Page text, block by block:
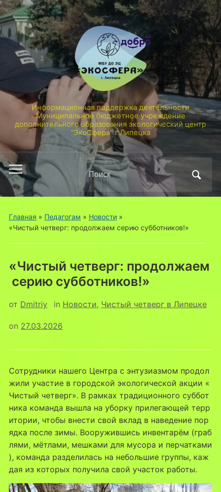
Информационная поддержка деятельности
Муниципальное бюджетное учреждение
дополнительного образования экологический центр
"ЭкоСфера" г.Липецка
Переключить
мобильное
меню
Поиск
по:
Главная » Педагогам » Новости»
«Чистый четверг: продолжаем серию субботников!»
«Чистый четверг: продолжаем
серию субботников!»
от Dmitriy in Новости, Чистый четверг в Липецке
on 27.03.2026
Сотрудники нашего Центра с энтузиазмом продол
жили участие в городской экологической акции «
Чистый четверг». В рамках традиционного суббот
ника команда вышла на уборку прилегающей терр
итории, чтобы внести свой вклад в наведение пор
ядка после зимы. Вооружившись инвентарём (граб
лями, мётлами, мешками для мусора и перчатками
), команда разделилась на небольшие группы, каж
дая из которых получила свой участок работы.